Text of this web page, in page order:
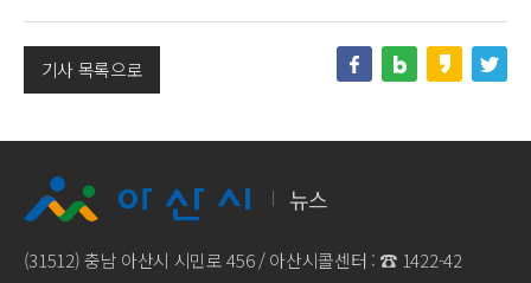
기사 목록으로
뉴스
(31512) 충남 아산시 시민로 456 / 아산시콜센터 : ☎ 1422-42